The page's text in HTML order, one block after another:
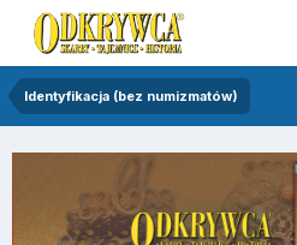
Identyfikacja (bez numizmatów)